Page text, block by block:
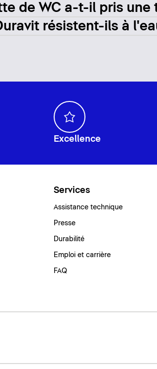
de WC a-t-il pris une
résistent-ils à
Excellence
Services
Assistance technique
Presse
Durabilité
Emploi et carrière
FAQ